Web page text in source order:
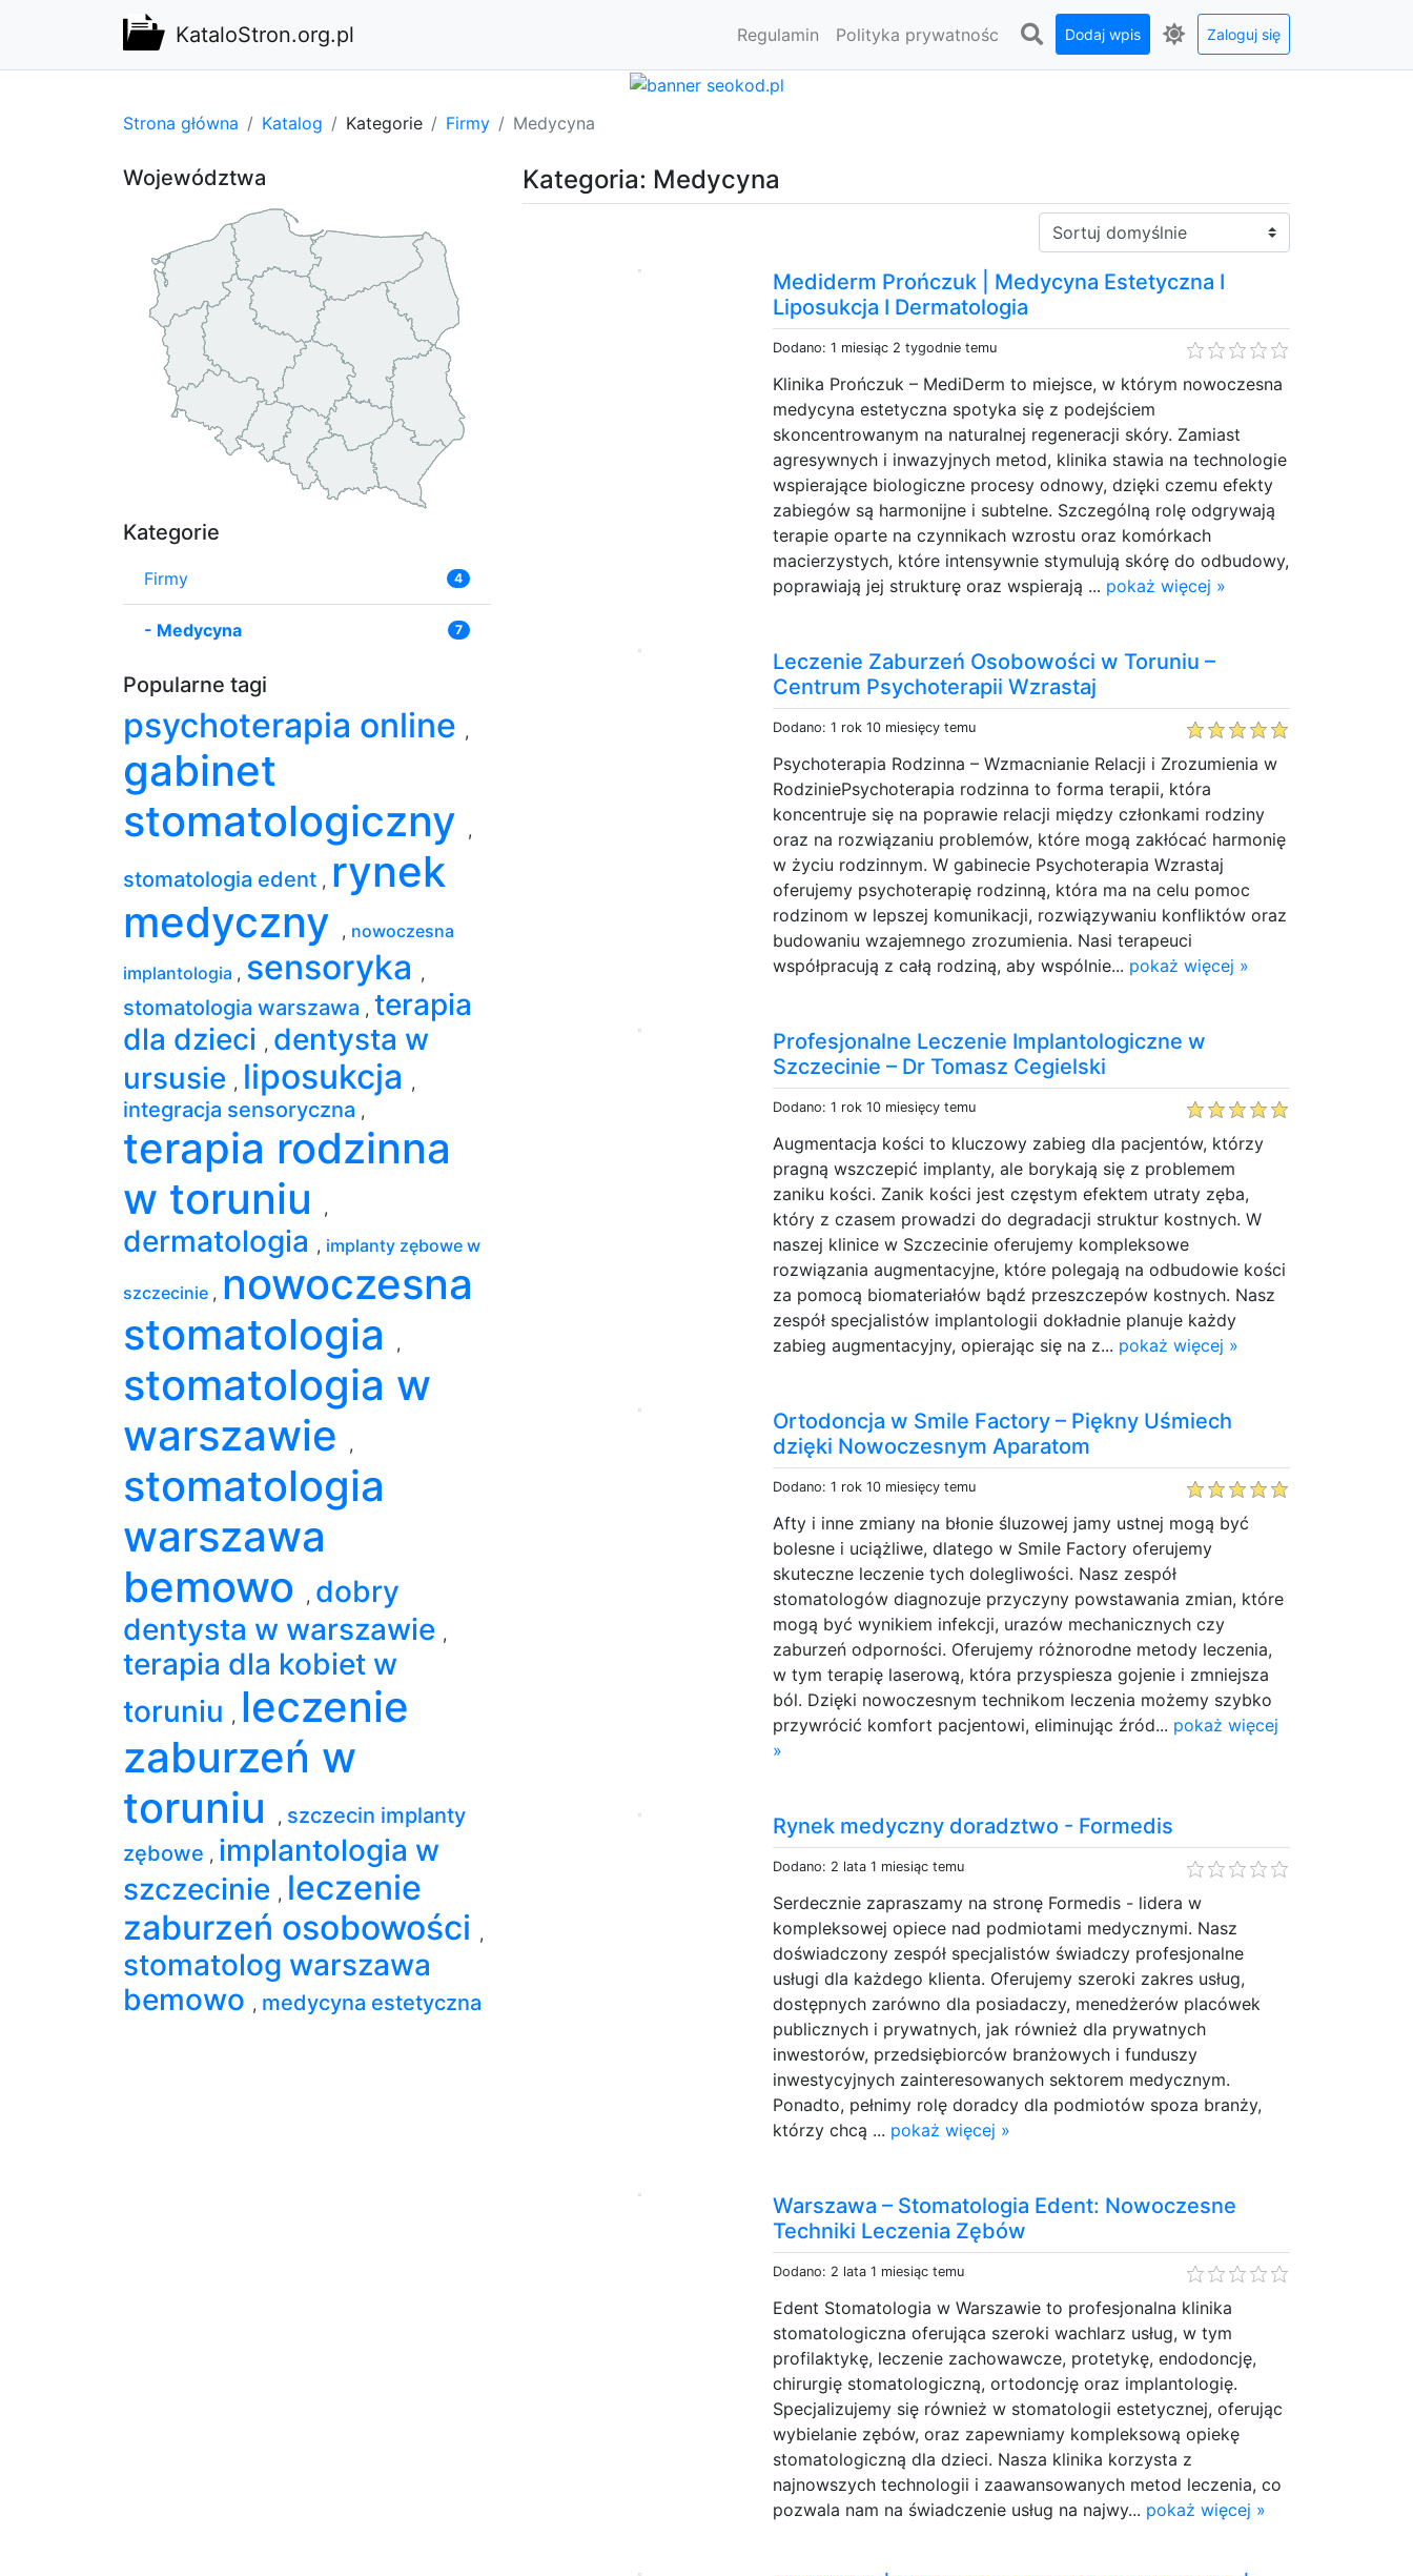
KataloStron.org.pl Regulamin Polityka prywatnośc Dodaj wpis Zaloguj się
Strona główna Katalog Kategorie Firmy Medycyna
Kategoria: Medycyna
Sortuj:
Mediderm Prończuk | Medycyna Estetyczna I
Liposukcja I Dermatologia
Dodano: 1 miesiąc 2 tygodnie temu
Klinika Prończuk – MediDerm to miejsce, w którym nowoczesna
medycyna estetyczna spotyka się z podejściem
skoncentrowanym na naturalnej regeneracji skóry. Zamiast
agresywnych i inwazyjnych metod, klinika stawia na technologie
wspierające biologiczne procesy odnowy, dzięki czemu efekty
zabiegów są harmonijne i subtelne. Szczególną rolę odgrywają
terapie oparte na czynnikach wzrostu oraz komórkach
macierzystych, które intensywnie stymulują skórę do odbudowy,
poprawiają jej strukturę oraz wspierają ... pokaż więcej »
Leczenie Zaburzeń Osobowości w Toruniu –
Centrum Psychoterapii Wzrastaj
Dodano: 1 rok 10 miesięcy temu
Psychoterapia Rodzinna – Wzmacnianie Relacji i Zrozumienia w
RodziniePsychoterapia rodzinna to forma terapii, która
koncentruje się na poprawie relacji między członkami rodziny
oraz na rozwiązaniu problemów, które mogą zakłócać harmonię
w życiu rodzinnym. W gabinecie Psychoterapia Wzrastaj
oferujemy psychoterapię rodzinną, która ma na celu pomoc
rodzinom w lepszej komunikacji, rozwiązywaniu konfliktów oraz
budowaniu wzajemnego zrozumienia. Nasi terapeuci
współpracują z całą rodziną, aby wspólnie... pokaż więcej »
Profesjonalne Leczenie Implantologiczne w
Szczecinie – Dr Tomasz Cegielski
Dodano: 1 rok 10 miesięcy temu
Augmentacja kości to kluczowy zabieg dla pacjentów, którzy
pragną wszczepić implanty, ale borykają się z problemem
zaniku kości. Zanik kości jest częstym efektem utraty zęba,
który z czasem prowadzi do degradacji struktur kostnych. W
naszej klinice w Szczecinie oferujemy kompleksowe
rozwiązania augmentacyjne, które polegają na odbudowie kości
za pomocą biomateriałów bądź przeszczepów kostnych. Nasz
zespół specjalistów implantologii dokładnie planuje każdy
zabieg augmentacyjny, opierając się na z... pokaż więcej »
Ortodoncja w Smile Factory – Piękny Uśmiech
dzięki Nowoczesnym Aparatom
Dodano: 1 rok 10 miesięcy temu
Afty i inne zmiany na błonie śluzowej jamy ustnej mogą być
bolesne i uciążliwe, dlatego w Smile Factory oferujemy
skuteczne leczenie tych dolegliwości. Nasz zespół
stomatologów diagnozuje przyczyny powstawania zmian, które
mogą być wynikiem infekcji, urazów mechanicznych czy
zaburzeń odporności. Oferujemy różnorodne metody leczenia,
w tym terapię laserową, która przyspiesza gojenie i zmniejsza
ból. Dzięki nowoczesnym technikom leczenia możemy szybko
przywrócić komfort pacjentowi, eliminując źród... pokaż więcej
»
Rynek medyczny doradztwo - Formedis
Dodano: 2 lata 1 miesiąc temu
Serdecznie zapraszamy na stronę Formedis - lidera w
kompleksowej opiece nad podmiotami medycznymi. Nasz
doświadczony zespół specjalistów świadczy profesjonalne
usługi dla każdego klienta. Oferujemy szeroki zakres usług,
dostępnych zarówno dla posiadaczy, menedżerów placówek
publicznych i prywatnych, jak również dla prywatnych
inwestorów, przedsiębiorców branżowych i funduszy
inwestycyjnych zainteresowanych sektorem medycznym.
Ponadto, pełnimy rolę doradcy dla podmiotów spoza branży,
którzy chcą ... pokaż więcej »
Warszawa – Stomatologia Edent: Nowoczesne
Techniki Leczenia Zębów
Dodano: 2 lata 1 miesiąc temu
Edent Stomatologia w Warszawie to profesjonalna klinika
stomatologiczna oferująca szeroki wachlarz usług, w tym
profilaktykę, leczenie zachowawcze, protetykę, endodoncję,
chirurgię stomatologiczną, ortodoncję oraz implantologię.
Specjalizujemy się również w stomatologii estetycznej, oferując
wybielanie zębów, oraz zapewniamy kompleksową opiekę
stomatologiczną dla dzieci. Nasza klinika korzysta z
najnowszych technologii i zaawansowanych metod leczenia, co
pozwala nam na świadczenie usług na najwy... pokaż więcej »
Województwa
Kategorie
Firmy 4
- Medycyna 7
Popularne tagi
psychoterapia online ,
gabinet
stomatologiczny
,
stomatologia edent , rynek
medyczny
, nowoczesna
implantologia , sensoryka ,
stomatologia warszawa , terapia
dla dzieci , dentysta w
ursusie , liposukcja ,
integracja sensoryczna ,
terapia rodzinna
w toruniu
,
dermatologia , implanty zębowe w
szczecinie , nowoczesna
stomatologia
,
stomatologia w
warszawie
,
stomatologia
warszawa
bemowo
, dobry
dentysta w warszawie ,
terapia dla kobiet w
toruniu , leczenie
zaburzeń w
toruniu
, szczecin implanty
zębowe , implantologia w
szczecinie , leczenie
zaburzeń osobowości ,
stomatolog warszawa
bemowo , medycyna estetyczna